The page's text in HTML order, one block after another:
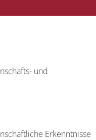
und
Erkenntnisse